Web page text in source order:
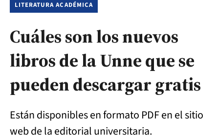
LITERATURA ACADÉMICA
Cuáles son los nuevos
libros de la Unne que se
pueden descargar gratis
Están disponibles en formato PDF en el sitio
web de la editorial universitaria.